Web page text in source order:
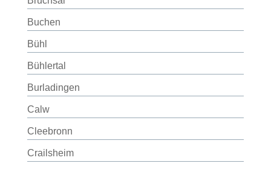
Buchen
Bühl
Bühlertal
Burladingen
Calw
Cleebronn
Crailsheim